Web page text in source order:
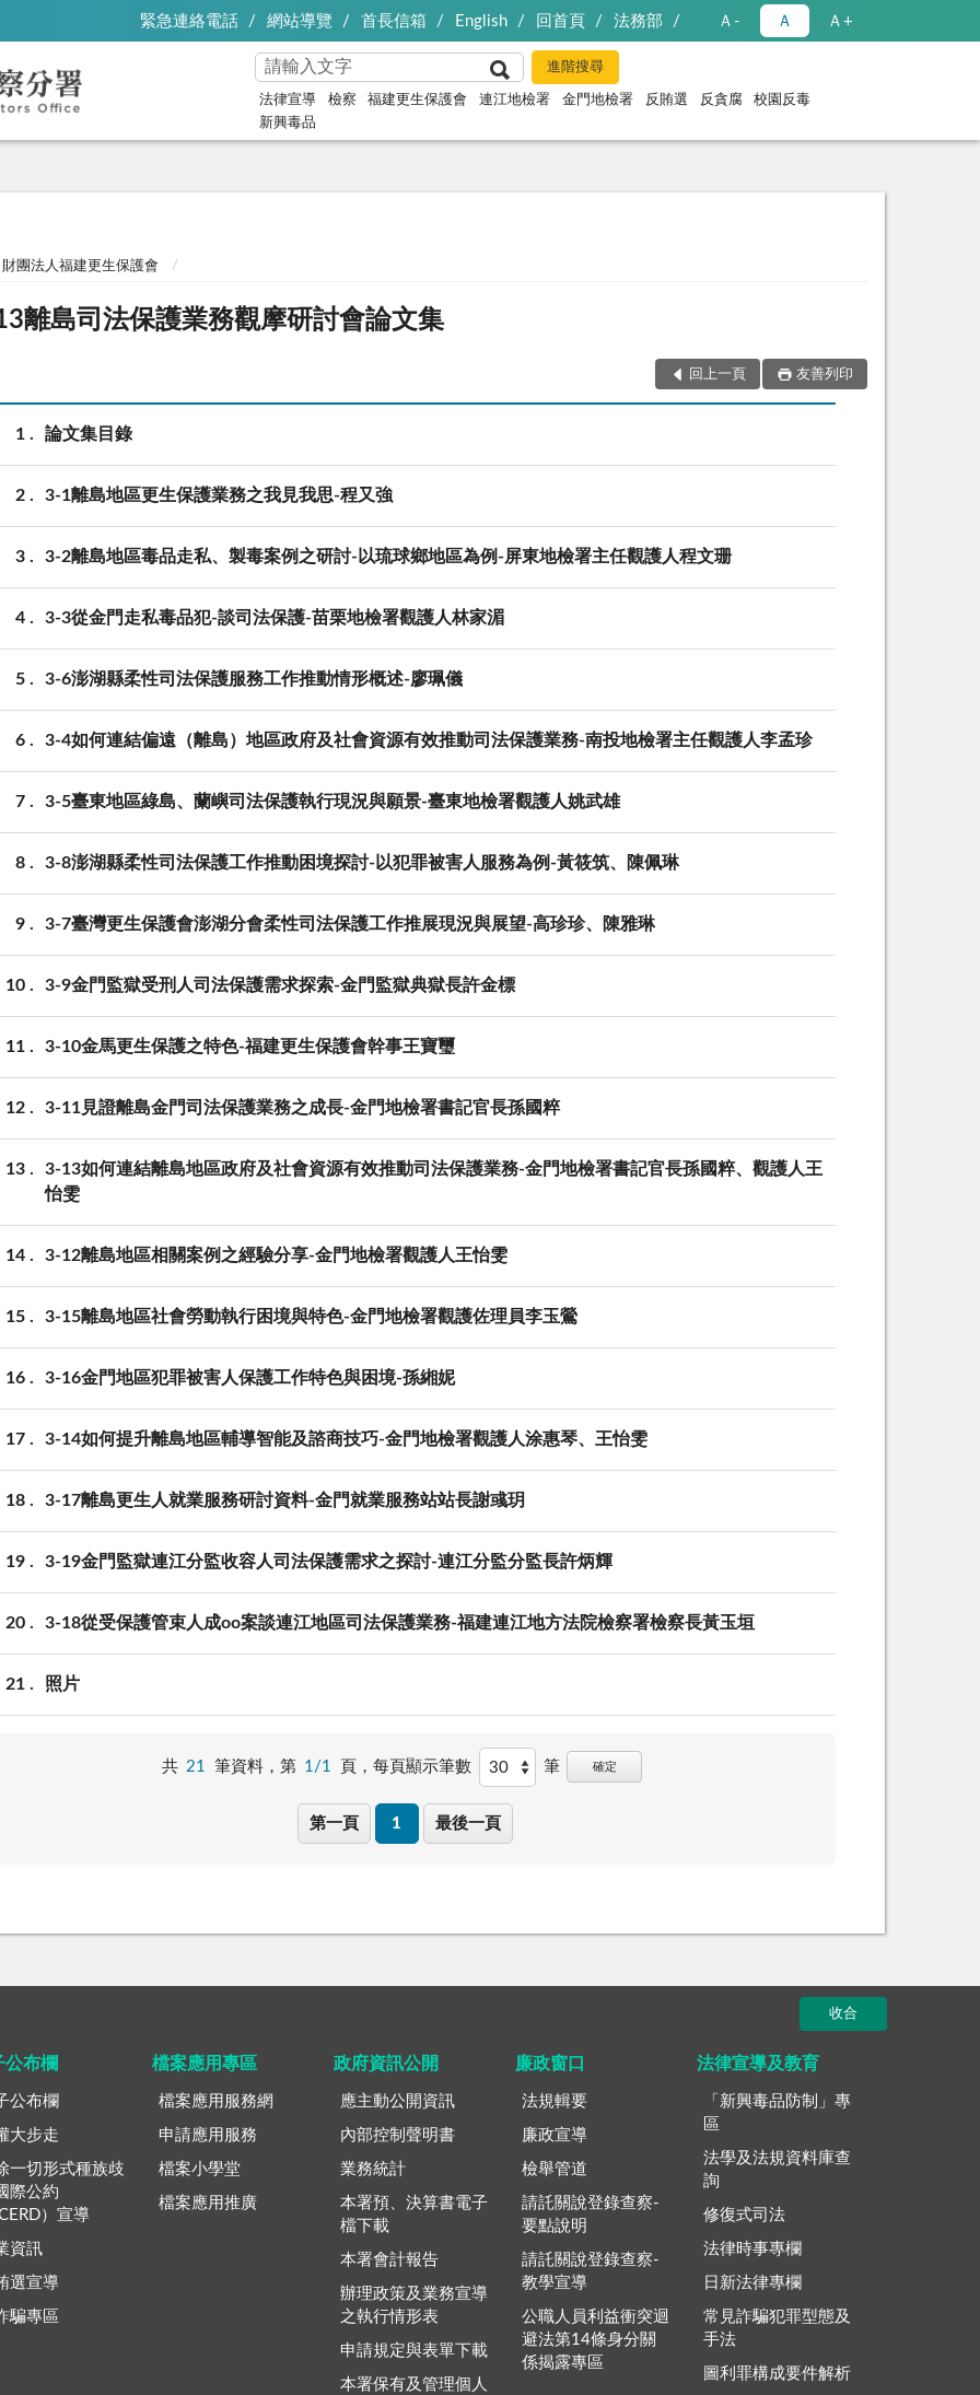
緊急連絡電話 網站導覽 首長信箱 English 回首頁 法務部 Ａ- Ａ Ａ+
法律宣導 檢察 福建更生保護會 連江地檢署 金門地檢署 反賄選 反貪腐
校園反毒
新興毒品
財團法人福建更生保護會
離島司法保護業務觀摩研討會論文集
回上一頁 友善列印
1 論文集目錄
2 3-1離島地區更生保護業務之我見我思-程又強
3 3-2離島地區毒品走私、製毒案例之研討-以琉球鄉地區為例-屏東地檢署主任觀護人程文珊
4 3-3從金門走私毒品犯-談司法保護-苗栗地檢署觀護人林家湄
5 3-6澎湖縣柔性司法保護服務工作推動情形概述-廖珮儀
6 3-4如何連結偏遠（離島）地區政府及社會資源有效推動司法保護業務-南投地檢署主任觀護人李孟珍
7 3-5臺東地區綠島、蘭嶼司法保護執行現況與願景-臺東地檢署觀護人姚武雄
8 3-8澎湖縣柔性司法保護工作推動困境探討-以犯罪被害人服務為例-黃筱筑、陳佩琳
9 3-7臺灣更生保護會澎湖分會柔性司法保護工作推展現況與展望-高珍珍、陳雅琳
10 3-9金門監獄受刑人司法保護需求探索-金門監獄典獄長許金標
11 3-10金馬更生保護之特色-福建更生保護會幹事王寶璽
12 3-11見證離島金門司法保護業務之成長-金門地檢署書記官長孫國粹
13
3-13如何連結離島地區政府及社會資源有效推動司法保護業務-金門地檢署書記官長孫國粹、觀護人王
怡雯
14 3-12離島地區相關案例之經驗分享-金門地檢署觀護人王怡雯
15 3-15離島地區社會勞動執行困境與特色-金門地檢署觀護佐理員李玉鶯
16 3-16金門地區犯罪被害人保護工作特色與困境-孫緗妮
17 3-14如何提升離島地區輔導智能及諮商技巧-金門地檢署觀護人涂惠琴、王怡雯
18 3-17離島更生人就業服務研討資料-金門就業服務站站長謝彧玥
19 3-19金門監獄連江分監收容人司法保護需求之探討-連江分監分監長許炳輝
20 3-18從受保護管束人成oo案談連江地區司法保護業務-福建連江地方法院檢察署檢察長黃玉垣
21 照片
共 21 筆資料，第 1/1 頁， 每頁顯示筆數 筆 確定
第一頁 1 最後一頁
收合
公布欄
公布欄
大步走
一切形式種族歧
際公約
）宣導
資訊
選宣導
騙專區
檔案應用專區
檔案應用服務網
申請應用服務
檔案小學堂
檔案應用推廣
政府資訊公開
應主動公開資訊
內部控制聲明書
業務統計
本署預、決算書電子
檔下載
本署會計報告
辦理政策及業務宣導
之執行情形表
申請規定與表單下載
本署保有及管理個人
廉政窗口
法規輯要
廉政宣導
檢舉管道
請託關說登錄查察-
要點說明
請託關說登錄查察-
教學宣導
公職人員利益衝突迴
避法第14條身分關
係揭露專區
法律宣導及教育
「新興毒品防制」專
區
法學及法規資料庫查
詢
修復式司法
法律時事專欄
日新法律專欄
常見詐騙犯罪型態及
手法
圖利罪構成要件解析